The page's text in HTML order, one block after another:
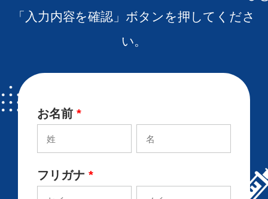
「入力内容を確認」ボタンを押してくださ
い。
お名前 *
フリガナ *